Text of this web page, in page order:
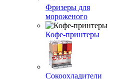
Фризеры для
мороженого
Кофе-принтеры
Сокоохладители